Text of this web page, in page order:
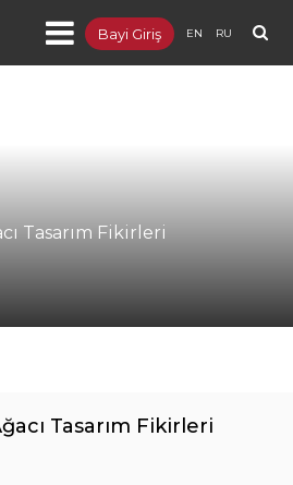
EN RU
Bayi Giriş
Tasarım Fikirleri
Tasarım Fikirleri